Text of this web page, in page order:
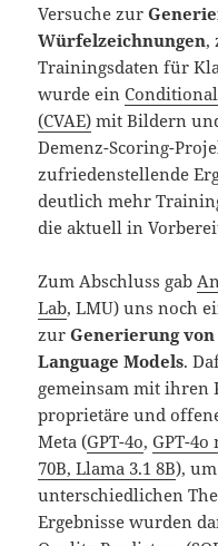
Versuche zur
Würfelzeichnungen,
Trainingsdaten für
wurde ein
(CVAE) mit Bildern
Demenz-Scoring-
zufriedenstellende
deutlich mehr
die aktuell in
Zum Abschluss gab
Lab, LMU) uns noch
zurGenerierung
Language Models.
gemeinsam mit ihren
proprietäre und
Meta (GPT-4o,GPT-4o
70B, Llama 3.1 8B),
unterschiedlichen
Ergebnisse wurden